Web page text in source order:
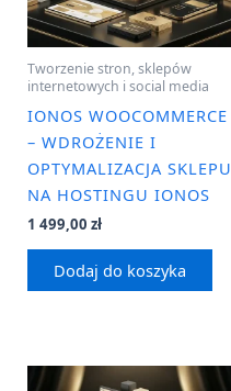
Tworzenie stron, sklepów
internetowych i social media
IONOS WOOCOMMERCE
– WDROŻENIE I
OPTYMALIZACJA SKLEPU
NA HOSTINGU IONOS
1 499,00 zł
Dodaj do koszyka